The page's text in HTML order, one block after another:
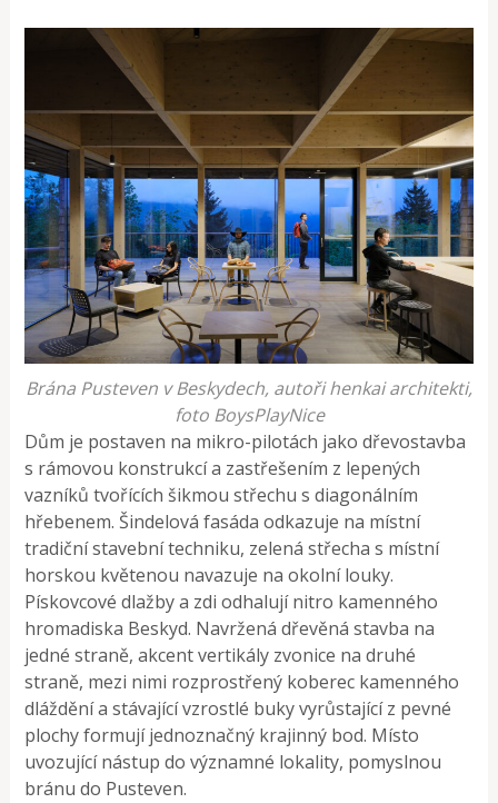
Brána Pusteven v Beskydech, autoři henkai architekti,
foto BoysPlayNice
Dům je postaven na mikro-pilotách jako dřevostavba
s rámovou konstrukcí a zastřešením z lepených
vazníků tvořících šikmou střechu s diagonálním
hřebenem. Šindelová fasáda odkazuje na místní
tradiční stavební techniku, zelená střecha s místní
horskou květenou navazuje na okolní louky.
Pískovcové dlažby a zdi odhalují nitro kamenného
hromadiska Beskyd. Navržená dřevěná stavba na
jedné straně, akcent vertikály zvonice na druhé
straně, mezi nimi rozprostřený koberec kamenného
dláždění a stávající vzrostlé buky vyrůstající z pevné
plochy formují jednoznačný krajinný bod. Místo
uvozující nástup do významné lokality, pomyslnou
bránu do Pusteven.